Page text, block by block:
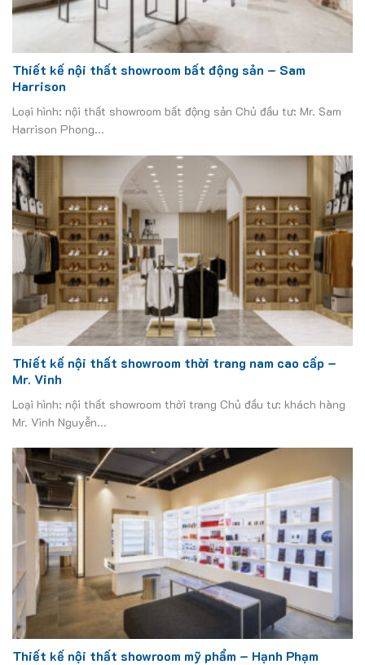
Thiết kế nội thất showroom bất động sản – Sam
Harrison
Loại hình: nội thất showroom bất động sản Chủ đầu tư: Mr. Sam
Harrison Phong...
Thiết kế nội thất showroom thời trang nam cao cấp –
Mr. Vinh
Loại hình: nội thất showroom thời trang Chủ đầu tư: khách hàng
Mr. Vinh Nguyễn...
Thiết kế nội thất showroom mỹ phẩm – Hạnh Phạm